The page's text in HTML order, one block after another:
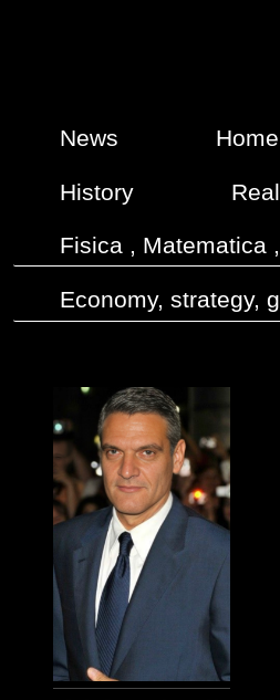
News Home
History
Fisica , Matematica
Economy, strategy,